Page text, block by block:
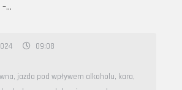
09:08
, jazda pod wpływem alkoholu, kara,